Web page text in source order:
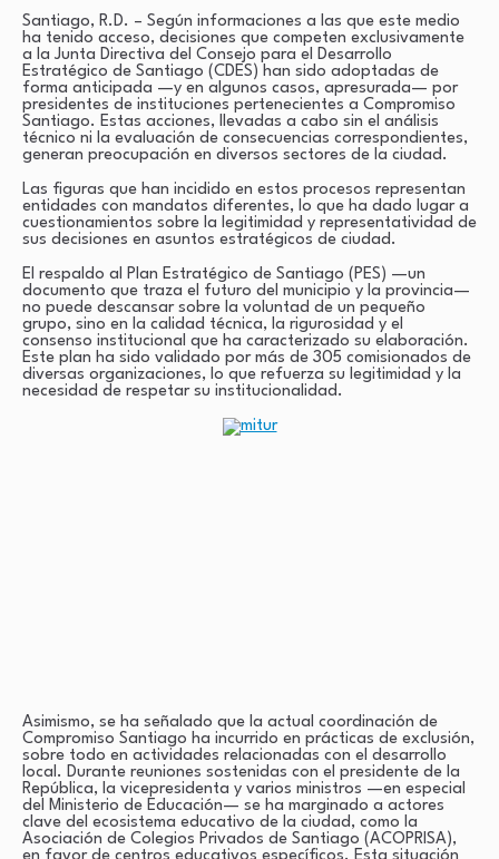
Copy
Link
Santiago, R.D. – Según informaciones a las que este medio
ha tenido acceso, decisiones que competen exclusivamente
a la Junta Directiva del Consejo para el Desarrollo
Estratégico de Santiago (CDES) han sido adoptadas de
forma anticipada —y en algunos casos, apresurada— por
presidentes de instituciones pertenecientes a Compromiso
Santiago. Estas acciones, llevadas a cabo sin el análisis
técnico ni la evaluación de consecuencias correspondientes,
generan preocupación en diversos sectores de la ciudad.
Las figuras que han incidido en estos procesos representan
entidades con mandatos diferentes, lo que ha dado lugar a
cuestionamientos sobre la legitimidad y representatividad de
sus decisiones en asuntos estratégicos de ciudad.
El respaldo al Plan Estratégico de Santiago (PES) —un
documento que traza el futuro del municipio y la provincia—
no puede descansar sobre la voluntad de un pequeño
grupo, sino en la calidad técnica, la rigurosidad y el
consenso institucional que ha caracterizado su elaboración.
Este plan ha sido validado por más de 305 comisionados de
diversas organizaciones, lo que refuerza su legitimidad y la
necesidad de respetar su institucionalidad.
Asimismo, se ha señalado que la actual coordinación de
Compromiso Santiago ha incurrido en prácticas de exclusión,
sobre todo en actividades relacionadas con el desarrollo
local. Durante reuniones sostenidas con el presidente de la
República, la vicepresidenta y varios ministros —en especial
del Ministerio de Educación— se ha marginado a actores
clave del ecosistema educativo de la ciudad, como la
Asociación de Colegios Privados de Santiago (ACOPRISA),